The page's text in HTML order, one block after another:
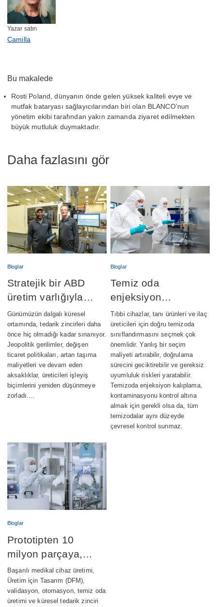
Yazar satırı
Camilla
Bu makalede
Rosti Poland, dünyanın önde gelen yüksek kaliteli evye ve
mutfak bataryası sağlayıcılarından biri olan BLANCO’nun
yönetim ekibi tarafından yakın zamanda ziyaret edilmekten
büyük mutluluk duymaktadır.
Daha fazlasını gör
Bloglar
Stratejik bir ABD
üretim varlığıyla
tedarik zincirlerini
güçlendirmek
Günümüzün dalgalı küresel
ortamında, tedarik zincirleri daha
önce hiç olmadığı kadar sınanıyor.
Jeopolitik gerilimler, değişen
ticaret politikaları, artan taşıma
maliyetleri ve devam eden
aksaklıklar, üreticileri işleyiş
biçimlerini yeniden düşünmeye
zorladı.…
Bloglar
Temiz oda
enjeksiyon
kalıplama: Sınıf 7 ve
Sınıf 8 –
Aralarındaki fark
nedir?
Tıbbi cihazlar, tanı ürünleri ve ilaç
üreticileri için doğru temizoda
sınıflandırmasını seçmek çok
önemlidir. Yanlış bir seçim
maliyeti artırabilir, doğrulama
sürecini geciktirebilir ve gereksiz
uyumluluk riskleri yaratabilir.
Temizoda enjeksiyon kalıplama,
kontaminasyonu kontrol altına
almak için gerekli olsa da, tüm
temizodalar aynı düzeyde
çevresel kontrol sunmaz.
Bloglar
Prototipten 10
milyon parçaya,
medikal cihaz
üretimini başarıyla
ölçeklendirmek
Başarılı medikal cihaz üretimi,
Üretim için Tasarım (DFM),
validasyon, otomasyon, temiz oda
üretimi ve küresel tedarik zinciri